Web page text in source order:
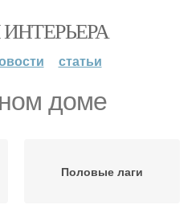
статьи
доме
Половые лаги